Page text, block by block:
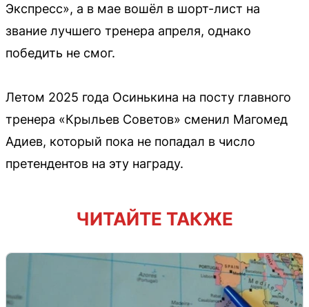
Экспресс», а в мае вошёл в шорт-лист на
звание лучшего тренера апреля, однако
победить не смог.
Летом 2025 года Осинькина на посту главного
тренера «Крыльев Советов» сменил Магомед
Адиев, который пока не попадал в число
претендентов на эту награду.
ЧИТАЙТЕ ТАКЖЕ